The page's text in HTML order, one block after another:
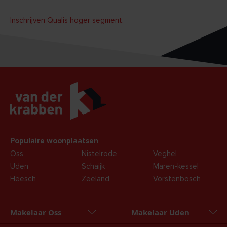
Inschrijven Qualis hoger segment.
Populaire woonplaatsen
Oss
Uden
Heesch
Nistelrode
Schaijk
Zeeland
Veghel
Maren-kessel
Vorstenbosch
Makelaar Oss Makelaar Uden